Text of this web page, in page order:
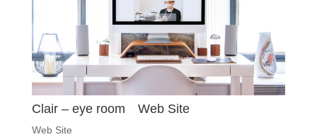
Clair – eye room Web Site
Web Site